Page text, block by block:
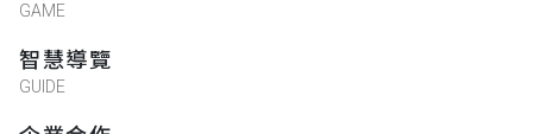
GAME
智慧導覽
GUIDE